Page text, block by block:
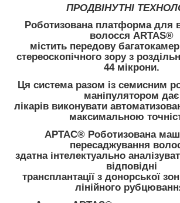
ПРОДВІНУТНІ
Роботизована платформа для
волосся ARTAS®
містить передову
стереоскопічного зору з
44 мікрони.
Ця система разом із семисним
маніпулятором дає
лікарів виконувати
максимальною
АРТАС® Роботизована
пересаджування
здатна інтелектуально
відповідні
трансплантації з донорської
лінійного